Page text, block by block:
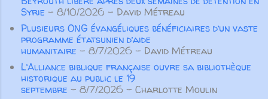
Syrie - 8/10/2026 - David Métreau
Plusieurs ONG évangéliques bénéficiaires d’un vaste
programme étatsunien d’aide
humanitaire - 8/7/2026 - David Métreau
L’Alliance biblique française ouvre sa bibliothèque
historique au public le 19
septembre - 8/7/2026 - Charlotte Moulin